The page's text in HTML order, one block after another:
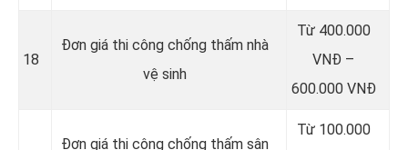
18
Đơn giá thi công chống thấm nhà
vệ sinh
Từ 400.000
VNĐ –
600.000 VNĐ
Đơn giá thi công chống thấm sân
Từ 100.000